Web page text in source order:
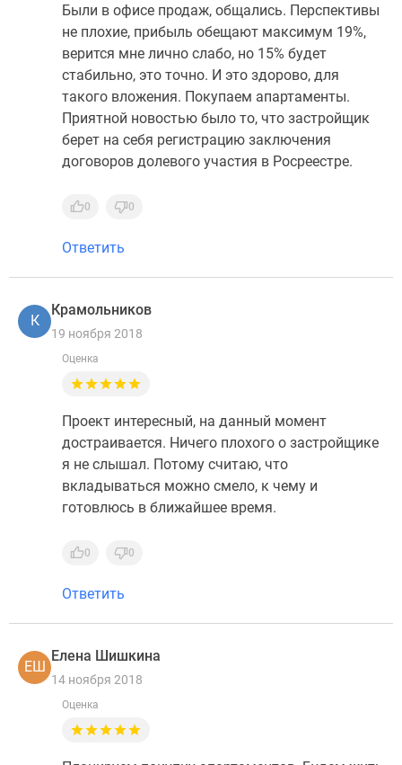
Были в офисе продаж, общались. Перспективы
не плохие, прибыль обещают максимум 19%,
верится мне лично слабо, но 15% будет
стабильно, это точно. И это здорово, для
такого вложения. Покупаем апартаменты.
Приятной новостью было то, что застройщик
берет на себя регистрацию заключения
договоров долевого участия в Росреестре.
0 0
Ответить
К
Крамольников
19 ноября 2018
Оценка
Проект интересный, на данный момент
достраивается. Ничего плохого о застройщике
я не слышал. Потому считаю, что
вкладываться можно смело, к чему и
готовлюсь в ближайшее время.
0 0
Ответить
ЕШ
Елена Шишкина
14 ноября 2018
Оценка